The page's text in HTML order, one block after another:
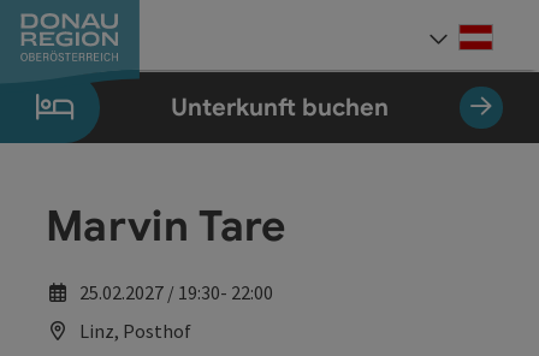
Zum Inhalt
Zur Navigation
Zum Seitenanfang
Zur Kontaktseite
Zum Impressum
Zur Startseite
Unterkunft buchen
Marvin Tare
25.02.2027 / 19:30- 22:00
Linz, Posthof